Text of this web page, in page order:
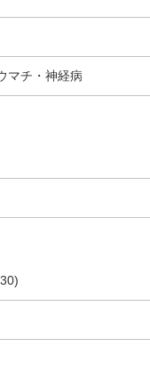
マチ・神経病